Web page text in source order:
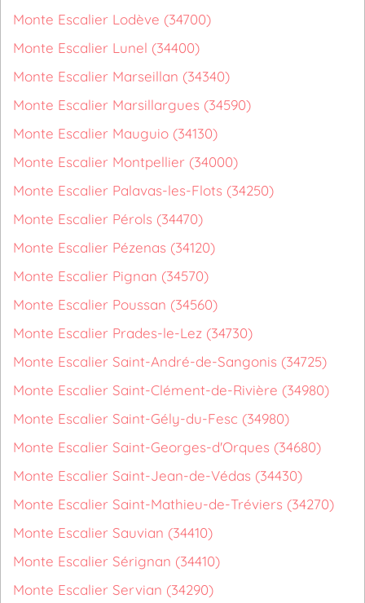
Monte Escalier Lodève (34700)
Monte Escalier Lunel (34400)
Monte Escalier Marseillan (34340)
Monte Escalier Marsillargues (34590)
Monte Escalier Mauguio (34130)
Monte Escalier Montpellier (34000)
Monte Escalier Palavas-les-Flots (34250)
Monte Escalier Pérols (34470)
Monte Escalier Pézenas (34120)
Monte Escalier Pignan (34570)
Monte Escalier Poussan (34560)
Monte Escalier Prades-le-Lez (34730)
Monte Escalier Saint-André-de-Sangonis (34725)
Monte Escalier Saint-Clément-de-Rivière (34980)
Monte Escalier Saint-Gély-du-Fesc (34980)
Monte Escalier Saint-Georges-d'Orques (34680)
Monte Escalier Saint-Jean-de-Védas (34430)
Monte Escalier Saint-Mathieu-de-Tréviers (34270)
Monte Escalier Sauvian (34410)
Monte Escalier Sérignan (34410)
Monte Escalier Servian (34290)